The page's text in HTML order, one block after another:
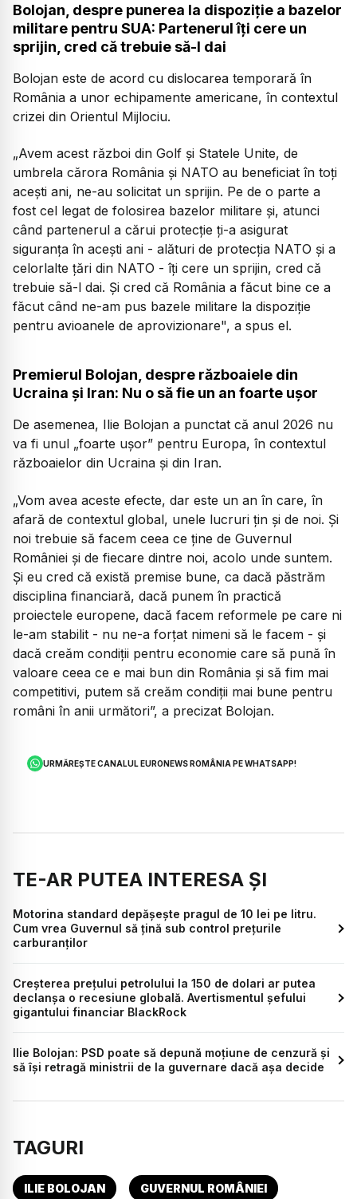
Bolojan, despre punerea la dispoziție a bazelor
militare pentru SUA: Partenerul îţi cere un
sprijin, cred că trebuie să-l dai
Bolojan este de acord cu dislocarea temporară în
România a unor echipamente americane, în contextul
crizei din Orientul Mijlociu.
„Avem acest război din Golf şi Statele Unite, de
umbrela cărora România şi NATO au beneficiat în toţi
aceşti ani, ne-au solicitat un sprijin. Pe de o parte a
fost cel legat de folosirea bazelor militare şi, atunci
când partenerul a cărui protecţie ţi-a asigurat
siguranţa în aceşti ani - alături de protecţia NATO şi a
celorlalte ţări din NATO - îţi cere un sprijin, cred că
trebuie să-l dai. Şi cred că România a făcut bine ce a
făcut când ne-am pus bazele militare la dispoziţie
pentru avioanele de aprovizionare", a spus el.
Premierul Bolojan, despre războaiele din
Ucraina și Iran: Nu o să fie un an foarte ușor
De asemenea, Ilie Bolojan a punctat că anul 2026 nu
va fi unul „foarte uşor” pentru Europa, în contextul
războaielor din Ucraina şi din Iran.
„Vom avea aceste efecte, dar este un an în care, în
afară de contextul global, unele lucruri ţin şi de noi. Şi
noi trebuie să facem ceea ce ţine de Guvernul
României şi de fiecare dintre noi, acolo unde suntem.
Şi eu cred că există premise bune, ca dacă păstrăm
disciplina financiară, dacă punem în practică
proiectele europene, dacă facem reformele pe care ni
le-am stabilit - nu ne-a forţat nimeni să le facem - şi
dacă creăm condiţii pentru economie care să pună în
valoare ceea ce e mai bun din România şi să fim mai
competitivi, putem să creăm condiţii mai bune pentru
români în anii următori”, a precizat Bolojan.
URMĂREȘTE CANALUL EURONEWS ROMÂNIA PE WHATSAPP!
TE-AR PUTEA INTERESA ȘI
Motorina standard depășește pragul de 10 lei pe litru.
Cum vrea Guvernul să țină sub control prețurile
carburanților
Creșterea prețului petrolului la 150 de dolari ar putea
declanșa o recesiune globală. Avertismentul șefului
gigantului financiar BlackRock
Ilie Bolojan: PSD poate să depună moțiune de cenzură și
să își retragă ministrii de la guvernare dacă așa decide
TAGURI
ILIE BOLOJAN GUVERNUL ROMÂNIEI